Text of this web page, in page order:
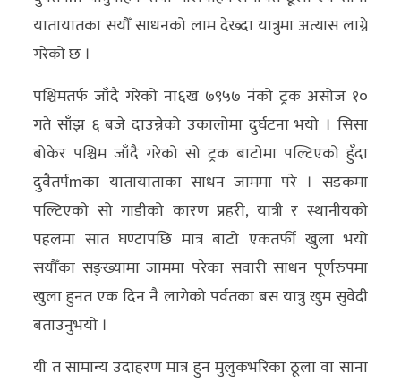
राशिफल
फोटो
ग्यालरी
भिडियो
यातायातका सयौँ साधनको लाम देख्दा यात्रुमा अत्यास लाग्ने
गरेको छ ।
पश्चिमतर्फ जाँदै गरेको ना६ख ७९५७ नंको ट्रक असोज १०
गते साँझ ६ बजे दाउन्नेको उकालोमा दुर्घटना भयो । सिसा
बोकेर पश्चिम जाँदै गरेको सो ट्रक बाटोमा पल्टिएको हुँदा
दुवैतर्पmका यातायाताका साधन जाममा परे । सडकमा
पल्टिएको सो गाडीको कारण प्रहरी, यात्री र स्थानीयको
पहलमा सात घण्टापछि मात्र बाटो एकतर्फी खुला भयो
सयौँका सङ्ख्यामा जाममा परेका सवारी साधन पूर्णरुपमा
खुला हुनत एक दिन नै लागेको पर्वतका बस यात्रु खुम सुवेदी
बताउनुभयो ।
यी त सामान्य उदाहरण मात्र हुन मुलुकभरिका ठूला वा साना